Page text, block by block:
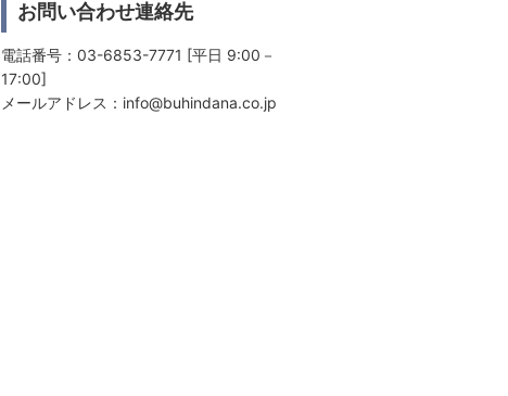
お問い合わせ連絡先
電話番号：03-6853-7771 [平日 9:00－
17:00]
メールアドレス： info@buhindana.co.jp